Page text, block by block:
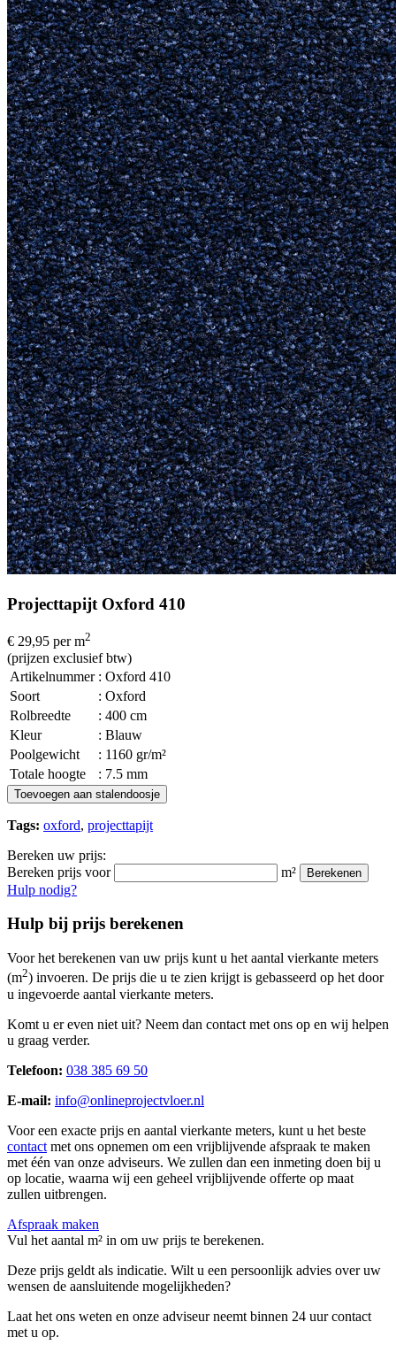
Projecttapijt Oxford 410
€ 29,95 per m2
(prijzen exclusief btw)
Artikelnummer : Oxford 410
Soort
: Oxford
Rolbreedte
: 400 cm
Kleur
: Blauw
Poolgewicht
: 1160 gr/m²
Totale hoogte
: 7.5 mm
Toevoegen aan stalendoosje
Tags: oxford, projecttapijt
Bereken uw prijs:
Bereken prijs voor
m² Berekenen
Hulp nodig?
Hulp bij prijs berekenen
Voor het berekenen van uw prijs kunt u het aantal vierkante meters
(m2) invoeren. De prijs die u te zien krijgt is gebasseerd op het door
u ingevoerde aantal vierkante meters.
Komt u er even niet uit? Neem dan contact met ons op en wij helpen
u graag verder.
Telefoon: 038 385 69 50
E-mail: info@onlineprojectvloer.nl
Voor een exacte prijs en aantal vierkante meters, kunt u het beste
contact met ons opnemen om een vrijblijvende afspraak te maken
met één van onze adviseurs. We zullen dan een inmeting doen bij u
op locatie, waarna wij een geheel vrijblijvende offerte op maat
zullen uitbrengen.
Afspraak maken
Vul het aantal m² in om uw prijs te berekenen.
Deze prijs geldt als indicatie. Wilt u een persoonlijk advies over uw
wensen de aansluitende mogelijkheden?
Laat het ons weten en onze adviseur neemt binnen 24 uur contact
met u op.